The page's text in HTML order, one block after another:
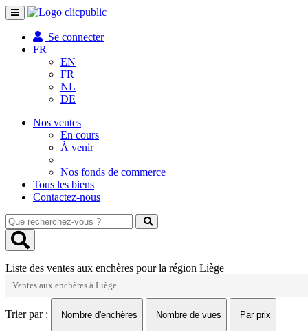
Toggle
navigation
Se connecter
FR
EN
FR
NL
DE
Nos ventes
En cours
À venir
Nos fonds de commerce
Tous les biens
Contactez-nous
Que
recherchez-
vous
Liste des ventes aux enchères pour la région Liège
Ventes aux enchères à Liège
Trier par : Nombre d'enchères Nombre de vues Par prix